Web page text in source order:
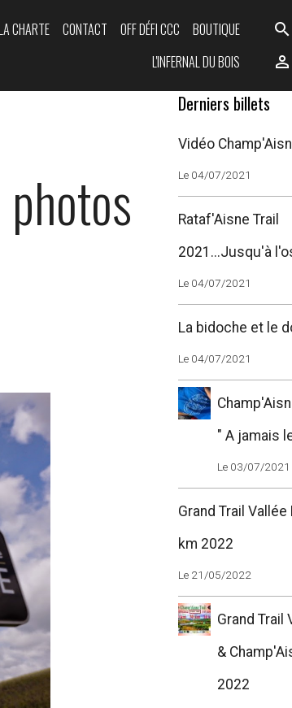
CHARTE CONTACT OFF DÉFI CCC
BOUTIQUE
L'INFERNAL DU BOIS
Derniers billets
Vidéo
Le 04/07/2021
Rataf'Aisne Trail
2021...Jusqu'à
Le 04/07/2021
La bidoche et le
Le 04/07/2021
" A jamais
Le 03/07/2021
Grand Trail Vallée
km 2022
Le 21/05/2022
Grand Trail
&
2022